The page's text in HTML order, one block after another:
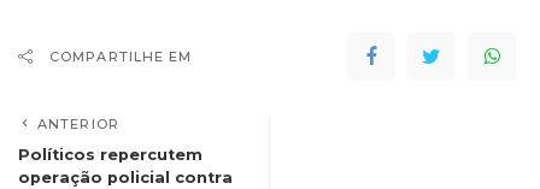
COMPARTILHE EM
ANTERIOR
Políticos repercutem
operação policial contra